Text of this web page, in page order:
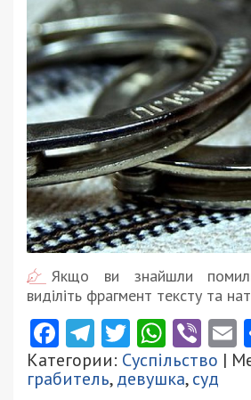
Якщо ви знайшли
виділіть фрагмент тексту та
Facebook
Telegram
Twitter
Категории: Суспільство |
грабитель,девушка,суд